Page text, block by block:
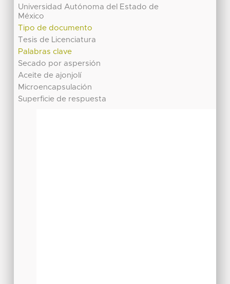
Universidad Autónoma del Estado de
México
Tipo de documento
Tesis de Licenciatura
Palabras clave
Secado por aspersión
Aceite de ajonjolí
Microencapsulación
Superficie de respuesta